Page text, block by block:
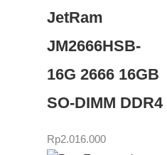
JetRam
JM2666HSB-
16G 2666 16GB
SO-DIMM DDR4
Rp2.016.000